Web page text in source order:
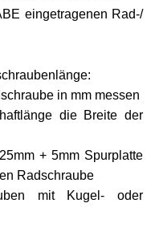
eingetragenen Rad-/
in mm messen
die Breite der
+ 5mm Spurplatte
Radschraube
mit Kugel- oder